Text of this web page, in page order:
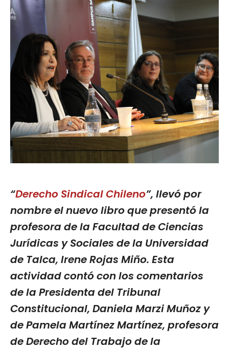
“Derecho Sindical Chileno”, llevó por
nombre el nuevo libro que presentó la
profesora de la Facultad de Ciencias
Jurídicas y Sociales de la Universidad
de Talca, Irene Rojas Miño. Esta
actividad contó con los comentarios
de la Presidenta del Tribunal
Constitucional, Daniela Marzi Muñoz y
de Pamela Martínez Martínez, profesora
de Derecho del Trabajo de la